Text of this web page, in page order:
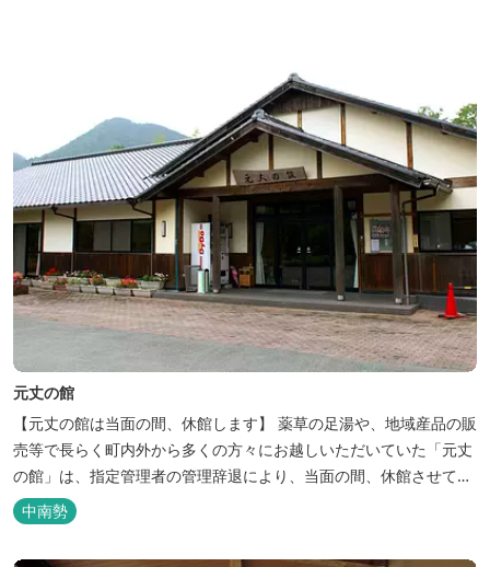
元丈の館
【元丈の館は当面の間、休館します】 薬草の足湯や、地域産品の販
売等で長らく町内外から多くの方々にお越しいただいていた「元丈
の館」は、指定管理者の管理辞退により、当面の間、休館させてい
ただきます。 再開等については、決定次第、多気町ホームページ等
でお知らせしますので、お客様にはご迷惑をおかけし大変申し訳ご
ざいませんが、ご理解賜りますようよろしくお願い申し上げます。
中南勢